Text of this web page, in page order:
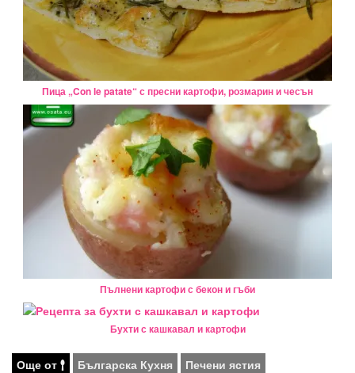
Пица „Con le patate“ с пресни картофи, розмарин и чесън
Пълнени картофи с бекон и гъби
Бухти с кашкавал и картофи
Още от Българска Кухня Печени ястия